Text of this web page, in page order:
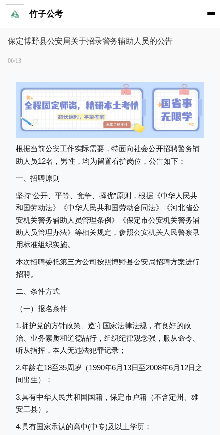
竹子公考
保定博野县公安局关于招录警务辅助人员的公告
06/13
根据当前公安工作实际需要，特面向社会公开招聘警务辅
助人员12名，男性，均为留置看护岗位，公告如下：
一、 招聘原则
坚持“公开、平等、竞争、择优”原则，根据《中华人民共
和国劳动法》《中华人民共和国劳动合同法》《河北省公
安机关警务辅助人员管理条例》《保定市公安机关警务辅
助人员管理办法》等相关规定，参照公安机关人民警察录
用标准组织实施。
本次招聘委托第三方公司按照博野县公安局招聘方案进行
招聘。
二、 条件方式
（一） 报名条件
1.拥护党的方针政策、遵守国家法律法规，有良好的政
治、业务素质和道德品行，组织纪律观念强，服从命令、
听从指挥，本人无违法犯罪记录；
2.年龄在18至35周岁（1990年6月13日至2008年6月12日之
间出生）；
3.具有中华人民共和国国籍，保定市户籍（不含定州、雄
安三县）。
4.具有国家承认的高中(中专)及以上学历；